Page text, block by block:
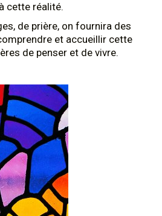
cette réalité.
de prière, on fournira des
et accueillir cette
de penser et de vivre.